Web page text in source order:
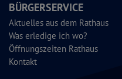
BÜRGERSERVICE
Aktuelles aus dem Rathaus
Was erledige ich wo?
Öffnungszeiten Rathaus
Kontakt